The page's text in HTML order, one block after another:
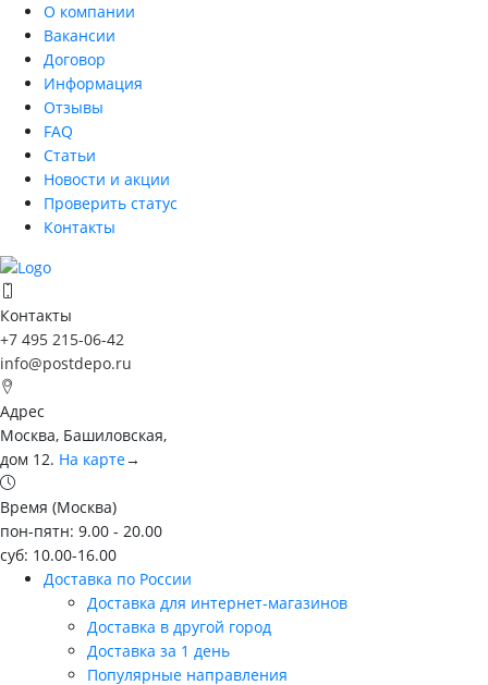
О компании
Вакансии
Договор
Информация
Отзывы
FAQ
Статьи
Новости и акции
Проверить статус
Контакты
Контакты
+7 495 215-06-42
info@postdepo.ru
Адрес
Москва, Башиловская,
дом 12. На карте→
Время (Москва)
пон-пятн: 9.00 - 20.00
суб: 10.00-16.00
Доставка по России
Доставка для интернет-магазинов
Доставка в другой город
Доставка за 1 день
Популярные направления